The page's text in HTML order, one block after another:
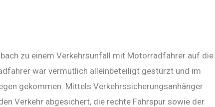
zu einem Verkehrsunfall mit Motorradfahrer auf die
war vermutlich alleinbeteiligt gestürzt und im
gekommen. Mittels Verkehrssicherungsanhänger
Verkehr abgesichert, die rechte Fahrspur sowie der